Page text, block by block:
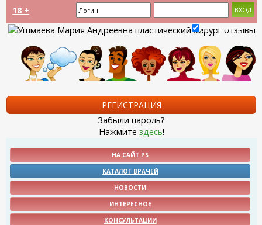
18 +
Запомнить?
РЕГИСТРАЦИЯ
Забыли пароль?
Нажмите здесь!
НА САЙТ PS
КАТАЛОГ ВРАЧЕЙ
НОВОСТИ
ИНТЕРЕСНОЕ
КОНСУЛЬТАЦИИ